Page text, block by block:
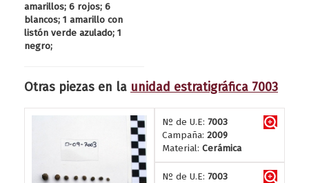
amarillos; 6 rojos; 6
blancos; 1 amarillo con
listón verde azulado; 1
negro;
Otras piezas en la unidad estratigráfica 7003
Nº de U.E: 7003
Campaña: 2009
Material: Cerámica
Nº de U.E: 7003